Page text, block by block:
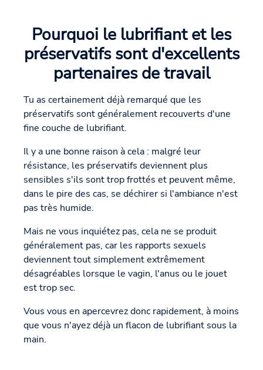
Pourquoi le lubrifiant et les
préservatifs sont d'excellents
partenaires de travail
Tu as certainement déjà remarqué que les
préservatifs sont généralement recouverts d'une
fine couche de lubrifiant.
Il y a une bonne raison à cela : malgré leur
résistance, les préservatifs deviennent plus
sensibles s'ils sont trop frottés et peuvent même,
dans le pire des cas, se déchirer si l'ambiance n'est
pas très humide.
Mais ne vous inquiétez pas, cela ne se produit
généralement pas, car les rapports sexuels
deviennent tout simplement extrêmement
désagréables lorsque le vagin, l'anus ou le jouet
est trop sec.
Vous vous en apercevrez donc rapidement, à moins
que vous n'ayez déjà un flacon de lubrifiant sous la
main.